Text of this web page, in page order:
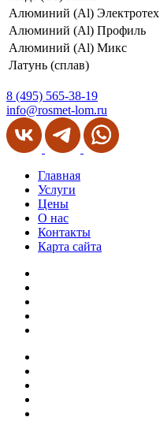
Алюминий (Al) Электротех
Алюминий (Al) Профиль
Алюминий (Al) Микс
Латунь (сплав)
8 (495) 565-38-19
info@rosmet-lom.ru
Главная
Услуги
Цены
О нас
Контакты
Карта сайта